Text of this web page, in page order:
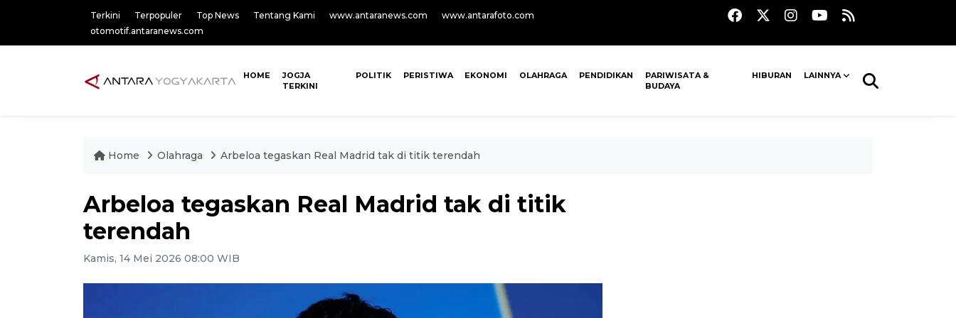
Terkini Terpopuler Top News Tentang Kami www.antaranews.com
www.antarafoto.com
otomotif.antaranews.com
HOME
JOGJA
TERKINI
POLITIK PERISTIWA EKONOMI OLAHRAGA PENDIDIKAN
PARIWISATA &
BUDAYA
HIBURAN LAINNYA
Home Olahraga Arbeloa tegaskan Real Madrid tak di titik terendah
Arbeloa tegaskan Real Madrid tak di titik
terendah
Kamis, 14 Mei 2026 08:00 WIB